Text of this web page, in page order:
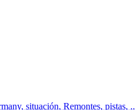
situación, Remontes, pistas, ..